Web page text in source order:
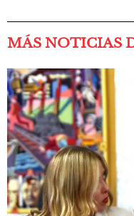
MÁS NOTICIAS